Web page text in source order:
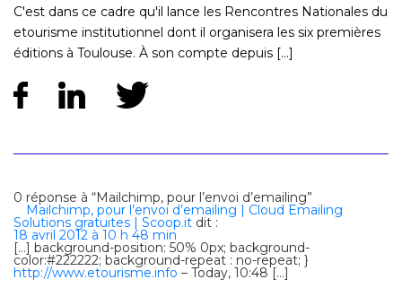
C'est dans ce cadre qu'il lance les Rencontres Nationales du
etourisme institutionnel dont il organisera les six premières
éditions à Toulouse. À son compte depuis [...]
0 réponse à “Mailchimp, pour l’envoi d’emailing”
Mailchimp, pour l’envoi d’emailing | Cloud Emailing
Solutions gratuites | Scoop.it dit :
18 avril 2012 à 10 h 48 min
[…] background-position: 50% 0px; background-
color:#222222; background-repeat : no-repeat; }
http://www.etourisme.info – Today, 10:48 […]